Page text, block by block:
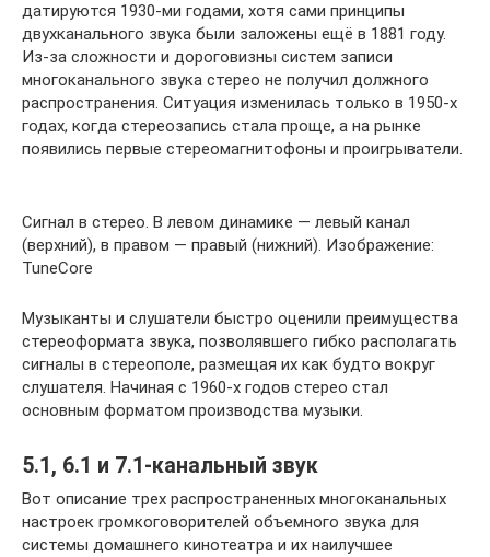
датируются 1930-ми годами, хотя сами принципы
двухканального звука были заложены ещё в 1881 году.
Из-за сложности и дороговизны систем записи
многоканального звука стерео не получил должного
распространения. Ситуация изменилась только в 1950-х
годах, когда стереозапись стала проще, а на рынке
появились первые стереомагнитофоны и проигрыватели.
Сигнал в стерео. В левом динамике — левый канал
(верхний), в правом — правый (нижний). Изображение:
TuneCore
Музыканты и слушатели быстро оценили преимущества
стереоформата звука, позволявшего гибко располагать
сигналы в стереополе, размещая их как будто вокруг
слушателя. Начиная с 1960-х годов стерео стал
основным форматом производства музыки.
5.1, 6.1 и 7.1-канальный звук
Вот описание трех распространенных многоканальных
настроек громкоговорителей объемного звука для
системы домашнего кинотеатра и их наилучшее